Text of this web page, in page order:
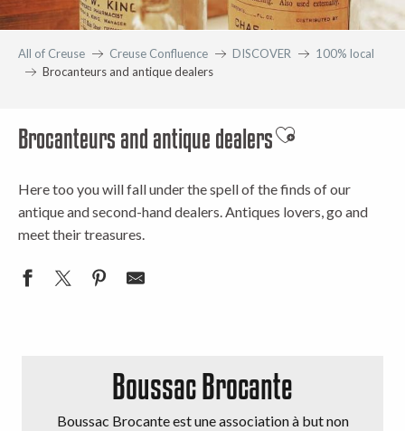
All of Creuse Creuse Confluence DISCOVER
100% local
Brocanteurs and antique dealers
Brocanteurs and antique dealersAjouter aux
Here too you will fall under the spell of the finds of our
antique and second-hand dealers. Antiques lovers, go and
meet their treasures.
Boussac Brocante
Boussac Brocante est une association à but non